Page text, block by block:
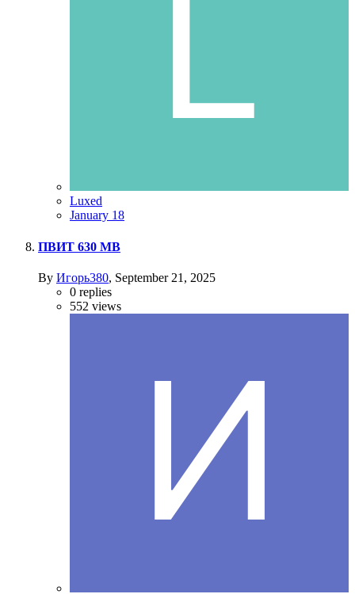
Luxed
January 18
ПВИТ 630 МВ
By Игорь380, September 21, 2025
0 replies
552 views